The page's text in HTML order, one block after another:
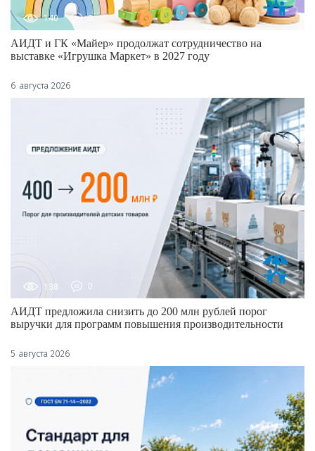
140 0
АИДТ и ГК «Майер» продолжат сотрудничество на
выставке «Игрушка Маркет» в 2027 году
6 августа 2026
138 0
АИДТ предложила снизить до 200 млн рублей порог
выручки для программ повышения производительности
5 августа 2026